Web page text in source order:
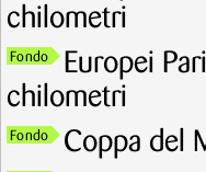
chilometri
Fondo
Europei
chilometri
Fondo Coppa del